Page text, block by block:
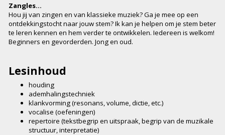
Zangles…
Hou jij van zingen en van klassieke muziek? Ga je mee op een
ontdekkingstocht naar jouw stem? Ik kan je helpen om je stem beter
te leren kennen en hem verder te ontwikkelen. Iedereen is welkom!
Beginners en gevorderden. Jong en oud.
Lesinhoud
houding
ademhalingstechniek
klankvorming (resonans, volume, dictie, etc.)
vocalise (oefeningen)
repertoire (tekstbegrip en uitspraak, begrip van de muzikale
structuur, interpretatie)